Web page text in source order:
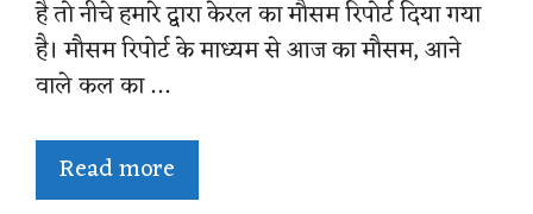
है तो नीचे हमारे द्वारा केरल का मौसम रिपोर्ट दिया गया
है। मौसम रिपोर्ट के माध्यम से आज का मौसम, आने
वाले कल का …
Read more